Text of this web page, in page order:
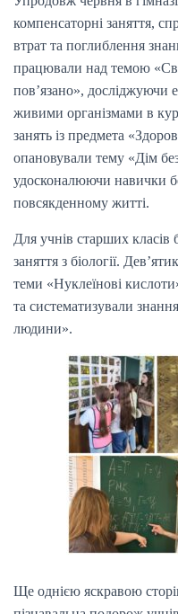
компенсаторні заняття,
втрат та поглиблення
працювали над темою
пов’язано», досліджуючи
живими організмами в
занять із предмета
опановували тему «Дім
удосконалюючи навички
повсякденному житті.
Для учнів старших класів
заняття з біології.
теми «Нуклеїнові
та систематизували
людини».
Ще однією яскравою